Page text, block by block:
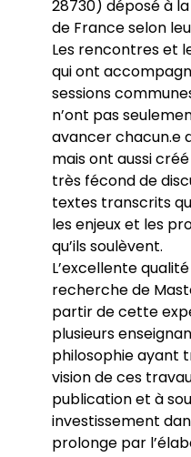
28730) déposé à
de France selon
Les rencontres et
qui ont
sessions
n’ont pas
avancer chacun.e
mais ont aussi
très fécond de
textes transcrits
les enjeux et les
qu’ils soulèvent.
L’excellente
recherche de
partir de cette
plusieurs
philosophie ayant
vision de ces
publication et à
investissement
prolonge par